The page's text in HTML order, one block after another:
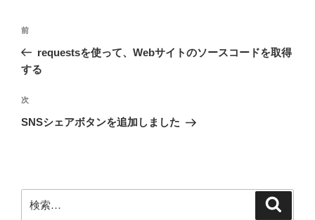
投
ナ
ゲ
ー
前
の
投
前
requestsを使って、Webサイトのソースコードを取得
する
次
の
次
SNSシェアボタンを追加しました
索: